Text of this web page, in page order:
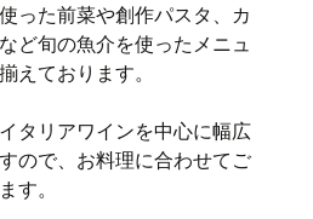
った前菜や創作パスタ、カ
ど旬の魚介を使ったメニュ
えております。
タリアワインを中心に幅広
ので、お料理に合わせてご
す。